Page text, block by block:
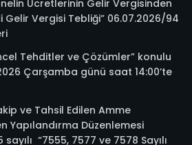
Ücretlerinin Gelir Vergisinden
Gelir Vergisi Tebliği” 06.07.2026/94
Tehditler ve Çözümler” konulu
Çarşamba günü saat 14:00’te
ve Tahsil Edilen Amme
Yapılandırma Düzenlemesi
sayılı “7555, 7577 ve 7578 Sayılı